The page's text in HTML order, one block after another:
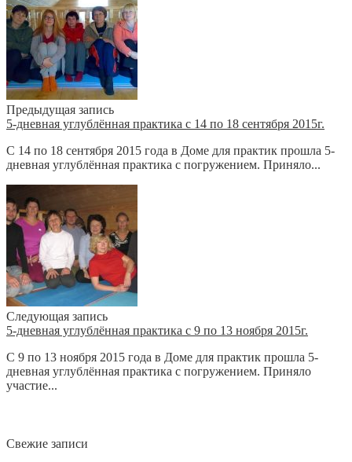
Предыдущая запись
5-дневная углублённая практика с 14 по 18 сентября 2015г.
C 14 по 18 сентября 2015 года в Доме для практик прошла 5-
дневная углублённая практика с погружением. Приняло...
Следующая запись
5-дневная углублённая практика с 9 по 13 ноября 2015г.
C 9 по 13 ноября 2015 года в Доме для практик прошла 5-
дневная углублённая практика с погружением. Приняло
участие...
Свежие записи